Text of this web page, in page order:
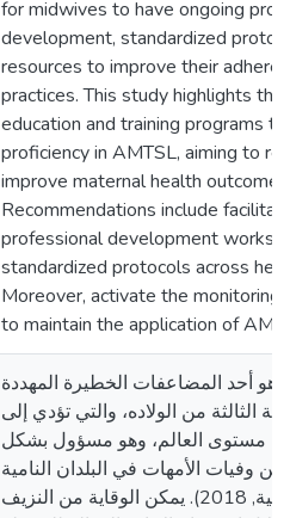
for midwives to have ongoing
development, standardized
resources to improve their
practices. This study highlights
education and training programs
proficiency in AMTSL, aiming to
improve maternal health
Recommendations include
professional development
standardized protocols across
Moreover, activate the
to maintain the application of
هو أحد المضاعفات الخطيرة المهددة
الثالثة من الولاده، والتي تؤدي إلى
مستوى العالم، وهو مسؤول بشكل
عن حوالي 25٪ من وفيات الأمهات في البلدان النامية
(منظمة الصحة العالمية, 2018). يمكن الوقاية من النزيف